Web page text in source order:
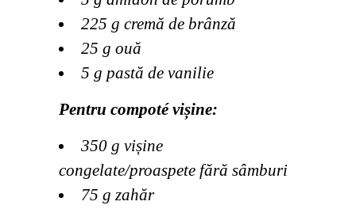
225 g cremă de brânză
25 g ouă
5 g pastă de vanilie
Pentru compoté vișine:
350 g vișine
congelate/proaspete fără sâmburi
75 g zahăr